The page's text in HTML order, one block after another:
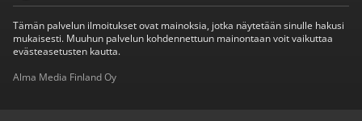
Tämän palvelun ilmoitukset ovat mainoksia, jotka näytetään sinulle hakusi
mukaisesti. Muuhun palvelun kohdennettuun mainontaan voit vaikuttaa
evästeasetusten kautta.
Alma Media Finland Oy